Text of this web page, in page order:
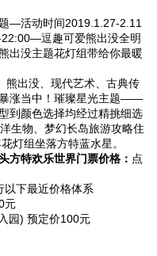
—活动时间2019.1.27-2.11
逗趣可爱熊出没全明
出没主题花灯组带给你最暖
熊出没、现代艺术、古典传
涨当中！璀璨星光主题——
到颜色选择均经过精挑细选
生物、梦幻长岛旅游攻略住
灯组坐落方特蓝水星。
方特欢乐世界门票价格： 点
下最近价格体系
元
园) 预定价100元